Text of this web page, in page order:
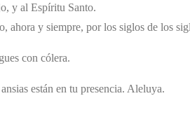
y al Espíritu Santo.
ahora y siempre, por los siglos de los
con cólera.
están en tu presencia. Aleluya.